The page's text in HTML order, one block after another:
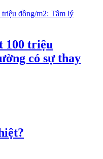
100 triệu
có sự thay